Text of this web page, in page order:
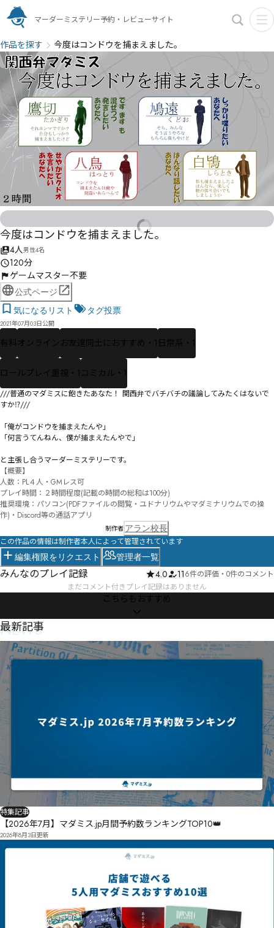
マーダーミステリー予約・レビューサイト
作品を探す 今度はコンドウを捕まえました。
今度はコンドウを捕まえました。
4人男性4名
120分
ゲームマスター不要
公式ページ
気になるリスト
タグ投票
2021年07月03日公開
有料 オンライン お友達同士におすすめ・1 日常系・1
ロールプレイ重視・1 コミカル・1
///普通のマダミスに飽きたあなた！ 関西弁でバチバチの議論してみたくはないで
すか⁉///
「俺がコンドウを捕まえたんや」
「何言うてんねん、僕が捕まえたんやで」
と主張し合うマーダーミステリーです。
【概要】
人数：PL４人・GMレス可
プレイ時間：２時間程度(記載の時間の総和は100分)
推奨環境：パソコン(PDFファイルの閲覧・ユドナリウムやマダミナリウムでの操
作)・Discord等の通話アプリ
制作者 アラン校長
この作品の情報は制作者本人によって管理されています
編集権限をリクエスト 管理者一覧
みんなのプレイ記録 4.0 116件の評価 ・ 0件のコメント
まだコメント付きプレイ記録はありません
こちらもおすすめ
NEWS
最新記事
特集記事
【2026年7月】マダミス.jp月間予約数ランキングTOP10👑
2026年8月3日更新